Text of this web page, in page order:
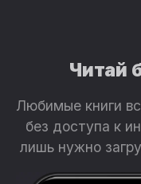
Читай
Любимые книги
без доступа к
лишь нужно